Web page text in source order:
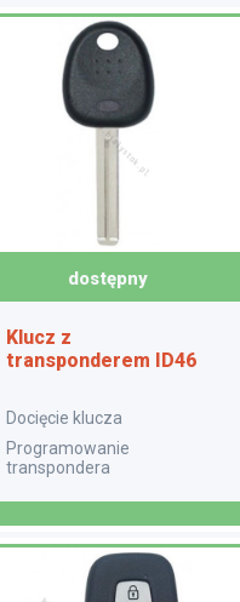
dostępny
Klucz z
transponderem ID46
docięcie klucza
programowanie
transpondera